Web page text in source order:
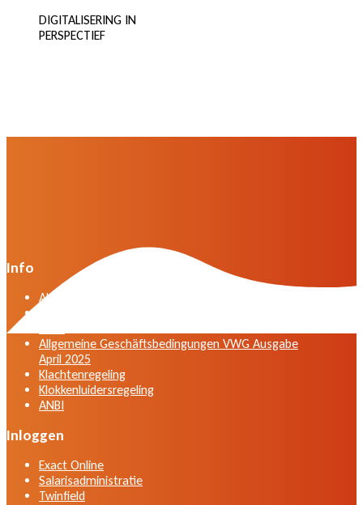
DIGITALISERING IN
PERSPECTIEF
Info
Algemene voorwaarden VWG versie april 2025
Allgemeine Geschäftsbedingungen VWG Ausgabe
April 2025
Klachtenregeling
Klokkenluidersregeling
ANBI
Inloggen
Exact Online
Salarisadministratie
Twinfield